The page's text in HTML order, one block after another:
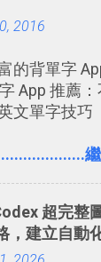
變身
卻還沒有在
介紹！雖然
Trello 的時
使用方法，
6/13 新增：
難計畫簡單
2016
的背單字
App 推薦
文單字技巧
變成長期記
次快要忘記
時再次複習
超完整
，建立自動